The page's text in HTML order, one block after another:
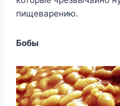
пищеварению.
Бобы